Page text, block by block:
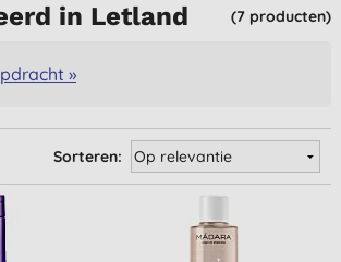
(7 producten)
in Letland
»
Sorteren: